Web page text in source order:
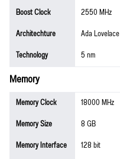
Boost Clock
2550 MHz
Architechture
Ada Lovelace
Technology
5 nm
Memory
Memory Clock
18000 MHz
Memory Size
8 GB
Memory Interface
128 bit